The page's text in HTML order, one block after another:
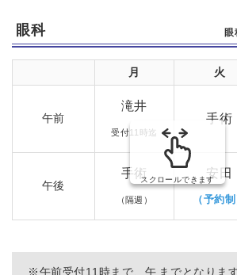
眼科
月 火
午前
滝井
受付11時迄
手術
午後
手術
（隔週）
安田
（予約制
スクロールできます
※午前受付11時まで、午 までとなりま